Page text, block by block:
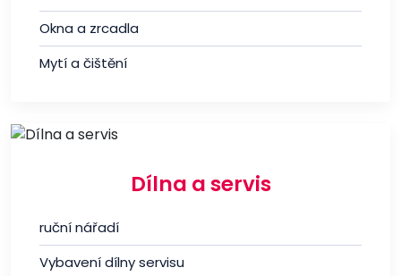
Okna a zrcadla
Mytí a čištění
Dílna a servis
ruční nářadí
Vybavení dílny servisu